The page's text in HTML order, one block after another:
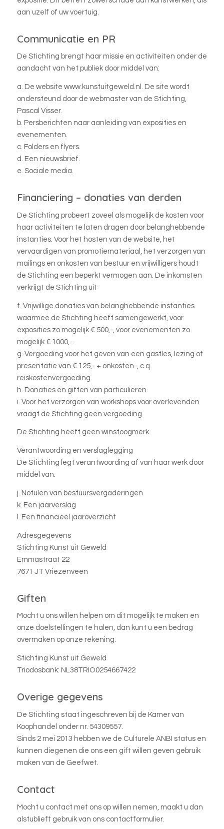
aan uzelf of uw voertuig.
Communicatie en PR
De Stichting brengt haar missie en activiteiten onder de
aandacht van het publiek door middel van:
a. De website www.kunstuitgeweld.nl. De site wordt
ondersteund door de webmaster van de Stichting,
Pascal Visser.
b. Persberichten naar aanleiding van exposities en
evenementen.
c. Folders en flyers.
d. Een nieuwsbrief.
e. Sociale media.
Financiering – donaties van derden
De Stichting probeert zoveel als mogelijk de kosten voor
haar activiteiten te laten dragen door belanghebbende
instanties. Voor het hosten van de website, het
vervaardigen van promotiemateriaal, het verzorgen van
mailings en onkosten van bestuur en vrijwilligers houdt
de Stichting een beperkt vermogen aan. De inkomsten
verkrijgt de Stichting uit
f. Vrijwillige donaties van belanghebbende instanties
waarmee de Stichting heeft samengewerkt, voor
exposities zo mogelijk € 500,-, voor evenementen zo
mogelijk € 1000,-.
g. Vergoeding voor het geven van een gastles, lezing of
presentatie van € 125,- + onkosten-, c.q.
reiskostenvergoeding.
h. Donaties en giften van particulieren.
i. Voor het verzorgen van workshops voor overlevenden
vraagt de Stichting geen vergoeding.
De Stichting heeft geen winstoogmerk.
Verantwoording en verslaglegging
De Stichting legt verantwoording af van haar werk door
middel van:
j. Notulen van bestuursvergaderingen
k. Een jaarverslag
l. Een financieel jaaroverzicht
Adresgegevens
Stichting Kunst uit Geweld
Emmastraat 22
7671 JT Vriezenveen
Giften
Mocht u ons willen helpen om dit mogelijk te maken en
onze doelstellingen te halen, dan kunt u een bedrag
overmaken op onze rekening.
Stichting Kunst uit Geweld
Triodosbank: NL38TRIO0254667422
Overige gegevens
De Stichting staat ingeschreven bij de Kamer van
Koophandel onder nr. 54309557.
Sinds 2 mei 2013 hebben we de Culturele ANBI status en
kunnen diegenen die ons een gift willen geven gebruik
maken van de Geefwet.
Contact
Mocht u contact met ons op willen nemen, maakt u dan
alstublieft gebruik van ons contactformulier.